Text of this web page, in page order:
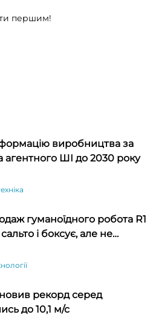
першим!
виробництва за
агентного ШІ до 2030 року
гуманоїдного робота R1
і боксує, але не
рекорд серед
до 10,1 м/с